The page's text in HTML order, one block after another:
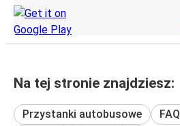
Na tej stronie znajdziesz:
Przystanki autobusowe
FAQ